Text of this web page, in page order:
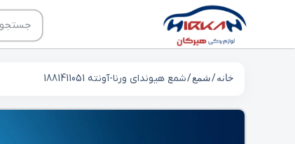
خانه/شمع/ شمع هیوندای ورنا-آونته 1881411051